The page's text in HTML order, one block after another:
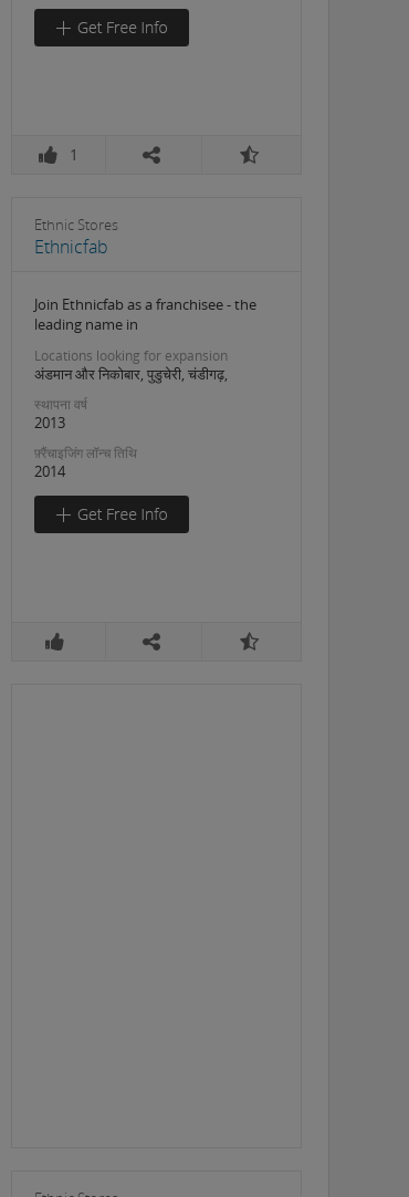
1
Ethnic Stores
Ethnicfab
Join Ethnicfab as a franchisee - the
leading name in
Locations looking for expansion
अंडमान और निकोबार, पुडुचेरी, चंडीगढ़,
स्थापना वर्ष
2013
फ़्रैंचाइजिंग लॉन्च तिथि
2014